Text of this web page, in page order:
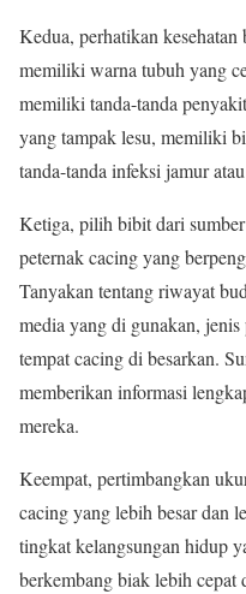
Kedua, perhatikan
memiliki warna tubuh yang
memiliki tanda-tanda
yang tampak lesu, memiliki
tanda-tanda infeksi jamur
Ketiga, pilih bibit dari
peternak cacing yang
Tanyakan tentang riwayat
media yang di gunakan,
tempat cacing di besarkan.
memberikan informasi
mereka.
Keempat, pertimbangkan
cacing yang lebih besar dan
tingkat kelangsungan hidup
berkembang biak lebih